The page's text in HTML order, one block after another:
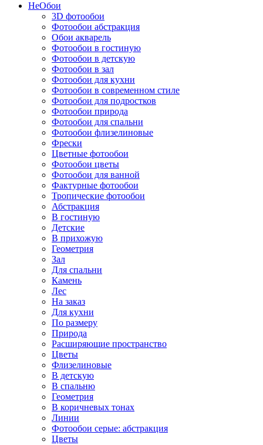
НеОбои
3D фотообои
Фотообои абстракция
Обои акварель
Фотообои в гостиную
Фотообои в детскую
Фотообои в зал
Фотообои для кухни
Фотообои в современном стиле
Фотообои для подростков
Фотообои природа
Фотообои для спальни
Фотообои флизелиновые
Фрески
Цветные фотообои
Фотообои цветы
Фотообои для ванной
Фактурные фотообои
Тропические фотообои
Абстракция
В гостиную
Детские
В прихожую
Геометрия
Зал
Для спальни
Камень
Лес
На заказ
Для кухни
По размеру
Природа
Расширяющие пространство
Цветы
Флизелиновые
В детскую
В спальню
Геометрия
В коричневых тонах
Линии
Фотообои серые: абстракция
Цветы